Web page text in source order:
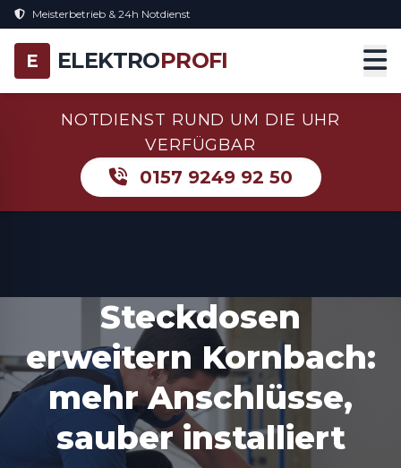
Meisterbetrieb & 24h Notdienst
E ELEKTROPROFI
NOTDIENST RUND UM DIE UHR
VERFÜGBAR
0157 9249 92 50
Steckdosen
erweitern Kornbach:
mehr Anschlüsse,
sauber installiert